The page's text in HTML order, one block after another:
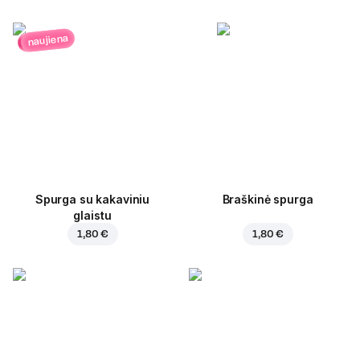
naujiena
Spurga su kakaviniu
glaistu
1,80 €
Braškinė spurga
1,80 €